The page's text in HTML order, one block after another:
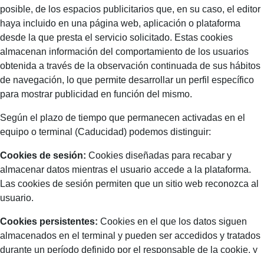
posible, de los espacios publicitarios que, en su caso, el editor
haya incluido en una página web, aplicación o plataforma
desde la que presta el servicio solicitado. Estas cookies
almacenan información del comportamiento de los usuarios
obtenida a través de la observación continuada de sus hábitos
de navegación, lo que permite desarrollar un perfil específico
para mostrar publicidad en función del mismo.
Según el plazo de tiempo que permanecen activadas en el
equipo o terminal (Caducidad) podemos distinguir:
Cookies de sesión: Cookies diseñadas para recabar y
almacenar datos mientras el usuario accede a la plataforma.
Las cookies de sesión permiten que un sitio web reconozca al
usuario.
Cookies persistentes: Cookies en el que los datos siguen
almacenados en el terminal y pueden ser accedidos y tratados
durante un período definido por el responsable de la cookie, y